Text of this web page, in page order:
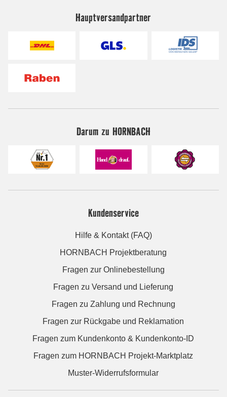
Hauptversandpartner
Darum zu HORNBACH
Kundenservice
Hilfe & Kontakt (FAQ)
HORNBACH Projektberatung
Fragen zur Onlinebestellung
Fragen zu Versand und Lieferung
Fragen zu Zahlung und Rechnung
Fragen zur Rückgabe und Reklamation
Fragen zum Kundenkonto & Kundenkonto-ID
Fragen zum HORNBACH Projekt-Marktplatz
Muster-Widerrufsformular